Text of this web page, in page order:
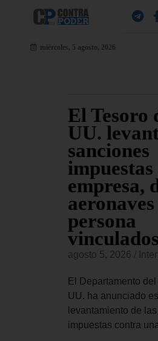
miércoles, 5 agosto, 2026
El Tesoro
UU.
sanciones
impuestas
empresa,
persona
agosto 5, 2026
El Departamento
UU. ha anunciado
levantamiento de
impuestas contra